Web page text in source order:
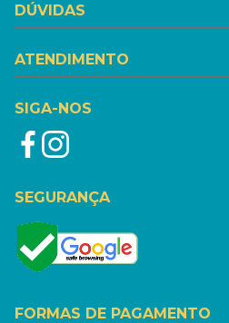
DÚVIDAS
ATENDIMENTO
SIGA-NOS
SEGURANÇA
FORMAS DE PAGAMENTO